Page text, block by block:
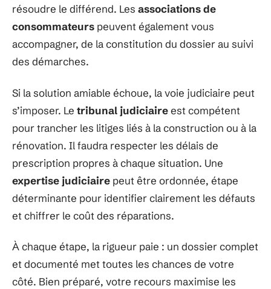
résoudre le différend. Les associations de
consommateurs peuvent également vous
accompagner, de la constitution du dossier au suivi
des démarches.
Si la solution amiable échoue, la voie judiciaire peut
s’imposer. Le tribunal judiciaireest compétent
pour trancher les litiges liés à la construction ou à la
rénovation. Il faudra respecter les délais de
prescription propres à chaque situation. Une
expertise judiciaire peut être ordonnée, étape
déterminante pour identifier clairement les défauts
et chiffrer le coût des réparations.
À chaque étape, la rigueur paie : un dossier complet
et documenté met toutes les chances de votre
côté. Bien préparé, votre recours maximise les